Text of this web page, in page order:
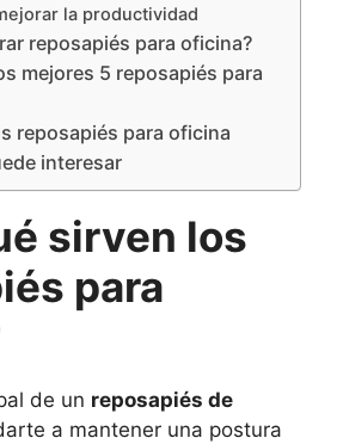
la productividad
reposapiés para oficina?
mejores 5 reposapiés para
reposapiés para oficina
interesar
sirven los
para
de un reposapiés de
a mantener una postura